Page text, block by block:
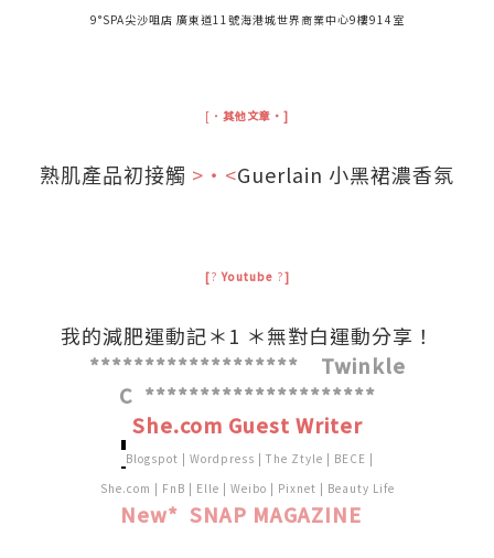
9°SPA尖沙咀店 廣東道11號海港城世界商業中心9樓914室
[‧ 其他文章‧]
熟肌產品初接觸 >‧<Guerlain 小黑裙濃香氛
[? Youtube ?]
我的減肥運動記＊1 ＊無對白運動分享！
******************* Twinkle
C *********************
She.com Guest Writer
Blogspot | Wordpress | The Ztyle | BECE |
She.com | FnB | Elle | Weibo | Pixnet | Beauty Life
New* SNAP MAGAZINE